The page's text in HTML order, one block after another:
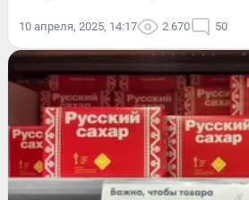
10 апреля, 2025, 14:17 2 670 50